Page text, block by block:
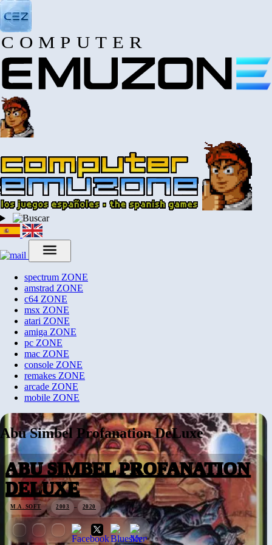
COMPUTER
spectrum ZONE
amstrad ZONE
c64 ZONE
msx ZONE
atari ZONE
amiga ZONE
pc ZONE
mac ZONE
console ZONE
remakes ZONE
arcade ZONE
mobile ZONE
Abu Simbel Profanation DeLuxe
ABU SIMBEL PROFANATION
DELUXE
M.A. SOFT 2003 – 2020